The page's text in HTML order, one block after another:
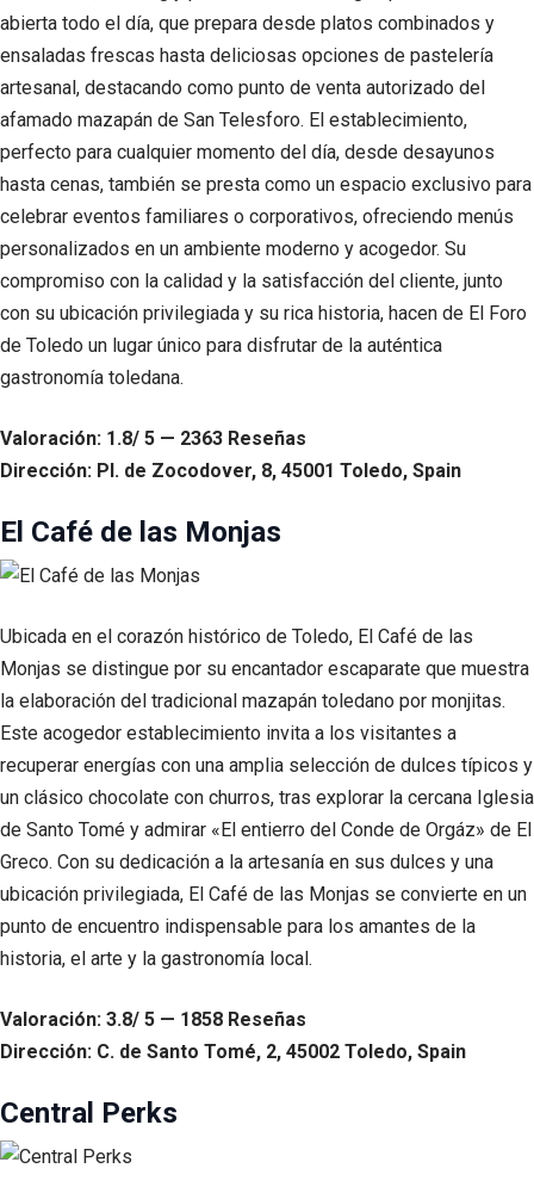
abierta todo el día, que prepara desde platos combinados y
ensaladas frescas hasta deliciosas opciones de pastelería
artesanal, destacando como punto de venta autorizado del
afamado mazapán de San Telesforo. El establecimiento,
perfecto para cualquier momento del día, desde desayunos
hasta cenas, también se presta como un espacio exclusivo para
celebrar eventos familiares o corporativos, ofreciendo menús
personalizados en un ambiente moderno y acogedor. Su
compromiso con la calidad y la satisfacción del cliente, junto
con su ubicación privilegiada y su rica historia, hacen de El Foro
de Toledo un lugar único para disfrutar de la auténtica
gastronomía toledana.
Valoración: 1.8/ 5 — 2363 Reseñas
Dirección: Pl. de Zocodover, 8, 45001 Toledo, Spain
El Café de las Monjas
Ubicada en el corazón histórico de Toledo, El Café de las
Monjas se distingue por su encantador escaparate que muestra
la elaboración del tradicional mazapán toledano por monjitas.
Este acogedor establecimiento invita a los visitantes a
recuperar energías con una amplia selección de dulces típicos y
un clásico chocolate con churros, tras explorar la cercana Iglesia
de Santo Tomé y admirar «El entierro del Conde de Orgáz» de El
Greco. Con su dedicación a la artesanía en sus dulces y una
ubicación privilegiada, El Café de las Monjas se convierte en un
punto de encuentro indispensable para los amantes de la
historia, el arte y la gastronomía local.
Valoración: 3.8/ 5 — 1858 Reseñas
Dirección: C. de Santo Tomé, 2, 45002 Toledo, Spain
Central Perks